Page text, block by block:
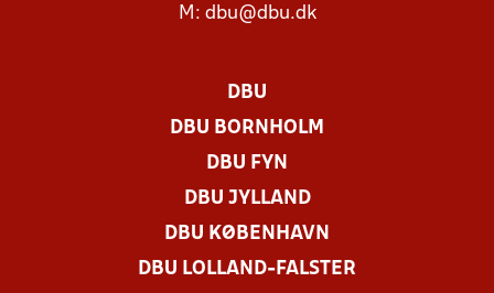
M: dbu@dbu.dk
DBU
DBU BORNHOLM
DBU FYN
DBU JYLLAND
DBU KØBENHAVN
DBU LOLLAND-FALSTER